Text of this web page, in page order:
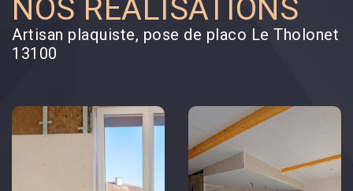
NOS RÉALISATIONS
Artisan plaquiste, pose de placo Le Tholonet
13100